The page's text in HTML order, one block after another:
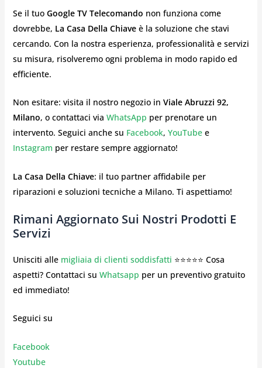
Se il tuo Google TV Telecomando non funziona come
dovrebbe, La Casa Della Chiaveè la soluzione che stavi
cercando. Con la nostra esperienza, professionalità e servizi
su misura, risolveremo ogni problema in modo rapido ed
efficiente.
Non esitare: visita il nostro negozio in Viale Abruzzi 92,
Milano, o contattaci via WhatsApp per prenotare un
intervento. Seguici anche su Facebook, YouTubee
Instagram per restare sempre aggiornato!
La Casa Della Chiave: il tuo partner affidabile per
riparazioni e soluzioni tecniche a Milano. Ti aspettiamo!
Rimani Aggiornato Sui Nostri Prodotti E
Servizi
Unisciti alle migliaia di clienti soddisfatti ⭐⭐⭐⭐⭐ Cosa
aspetti? Contattaci su Whatsapp per un preventivo gratuito
ed immediato!
Seguici su
Facebook
Youtube